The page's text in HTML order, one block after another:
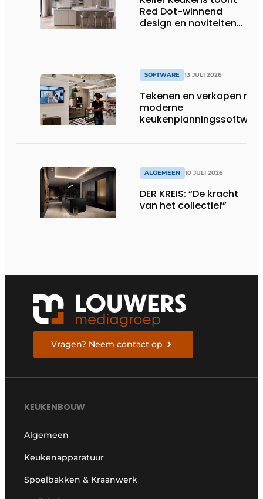
voetbalshirts
Red Dot-winnend
design en noviteiten
SOFTWARE 13 JULI 2026
Tekenen en verkopen met
moderne
keukenplanningssoftware
ALGEMEEN 10 JULI 2026
DER KREIS: “De kracht
van het collectief”
Vragen? Neem contact op
KEUKENBOUW
Algemeen
Keukenapparatuur
Spoelbakken & Kraanwerk